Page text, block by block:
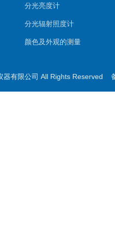
分光亮度计
分光辐射照度计
颜色及外观的测量
印刷用测量
器有限公司 All Rights Reserved